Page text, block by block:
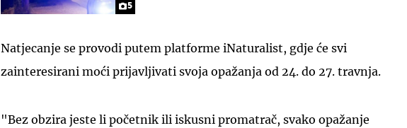
5
Natjecanje se provodi putem platforme iNaturalist, gdje će svi
zainteresirani moći prijavljivati svoja opažanja od 24. do 27. travnja.
"Bez obzira jeste li početnik ili iskusni promatrač, svako opažanje